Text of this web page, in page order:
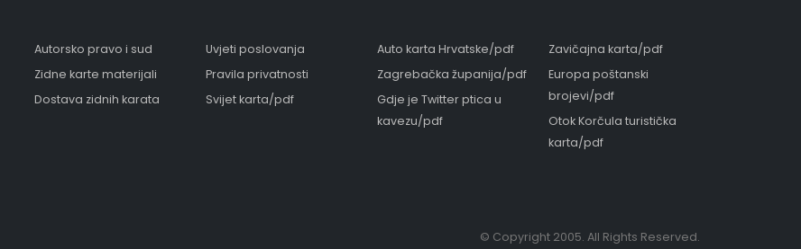
Autorsko pravo i sud
Zidne karte materijali
Dostava zidnih karata
Uvjeti poslovanja
Pravila privatnosti
Svijet karta/pdf
Auto karta Hrvatske/pdf
Zagrebačka županija/pdf
Gdje je Twitter ptica u
kavezu/pdf
Zavičajna karta/pdf
Europa poštanski
brojevi/pdf
Otok Korčula turistička
karta/pdf
© Copyright 2005. All Rights Reserved.